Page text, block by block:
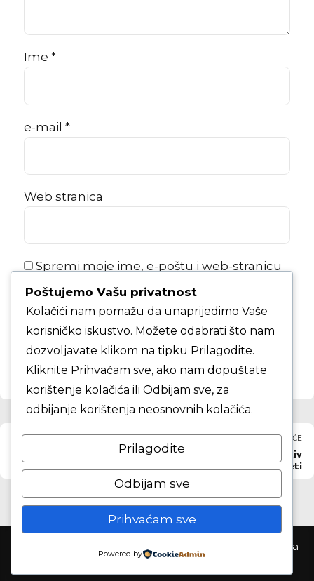
Ime *
e-mail *
Web stranica
Spremi moje ime, e-poštu i web-stranicu
u ovom internet pregledniku za sljedeći
put kada budem komentirao.
KOMENTAR ČLANKA
PRETHODNO
KK Zrinjevac 1937 — KK
Dubrava
SLJEDEĆE
KK Gorica kadeti protiv
KK Mladost II kadeti
Košarkaški klub Samobor ©2026. Sva prva pridržana
Poštujemo Vašu privatnost
Kolačići nam pomažu da unaprijedimo Vaše
korisničko iskustvo. Možete odabrati što nam
dozvoljavate klikom na tipku Prilagodite.
Kliknite Prihvaćam sve, ako nam dopuštate
korištenje kolačića ili Odbijam sve, za
odbijanje korištenja neosnovnih kolačića.
Prilagodite
Odbijam sve
Prihvaćam sve
Powered by